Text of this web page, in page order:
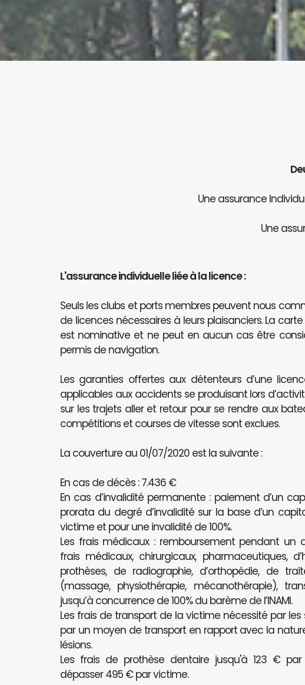
Une assurance
Une
L'assurance individuelle liée à la licence :
Seuls les clubs et ports membres peuvent nous
de licences nécessaires à leurs plaisanciers. La
est nominative et ne peut en aucun cas être
permis de navigation.
Les garanties offertes aux détenteurs d’une
applicables aux accidents se produisant lors
sur les trajets aller et retour pour se rendre aux
compétitions et courses de vitesse sont exclues.
La couverture au 01/07/2020 est la suivante :
En cas de décès : 7.436 €
En cas d’invalidité permanente : paiement d’un
prorata du degré d’invalidité sur la base d’un
victime et pour une invalidité de 100%.
Les frais médicaux : remboursement pendant un
frais médicaux, chirurgicaux, pharmaceutiques,
prothèses, de radiographie, d’orthopédie, de
(massage, physiothérapie, mécanothérapie),
jusqu’à concurrence de 100% du barème de l’INAMI.
Les frais de transport de la victime nécessité par
par un moyen de transport en rapport avec la
lésions.
Les frais de prothèse dentaire jusqu'à 123 €
dépasser 495 € par victime.